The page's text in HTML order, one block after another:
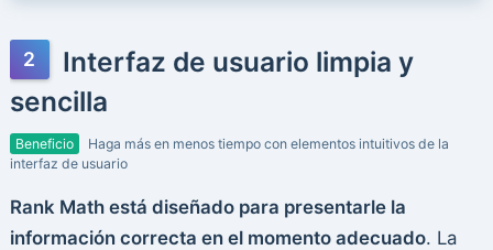
Interfaz de usuario limpia y
sencilla
Beneficio
Haga más en menos tiempo con elementos intuitivos de la
interfaz de usuario
Rank Math está diseñado para presentarle la
información correcta en el momento adecuado. La